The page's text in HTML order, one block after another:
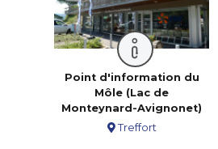
Point d'information du
Môle (Lac de
Monteynard-Avignonet)
Treffort